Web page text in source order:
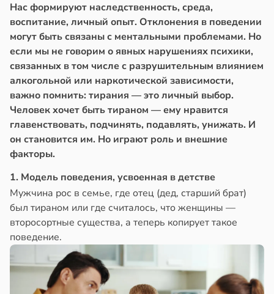
Нас формируют наследственность, среда,
воспитание, личный опыт. Отклонения в поведении
могут быть связаны с ментальными проблемами. Но
если мы не говорим о явных нарушениях психики,
связанных в том числе с разрушительным влиянием
алкогольной или наркотической зависимости,
важно помнить: тирания — это личный выбор.
Человек хочет быть тираном — ему нравится
главенствовать, подчинять, подавлять, унижать. И
он становится им. Но играют роль и внешние
факторы.
1. Модель поведения, усвоенная в детстве
Мужчина рос в семье, где отец (дед, старший брат)
был тираном или где считалось, что женщины —
второсортные существа, а теперь копирует такое
поведение.